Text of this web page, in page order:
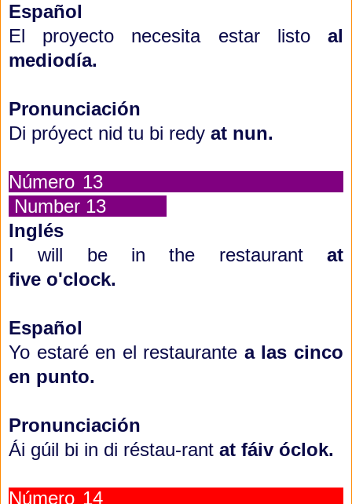
Español
El proyecto necesita estar listo al
mediodía.
Pronunciación
Di próyect nid tu bi redy at nun.
Número 13
Number 13
Inglés
I will be in the restaurant at
five o'clock.
Español
Yo estaré en el restaurante a las cinco
en punto.
Pronunciación
Ái gúil bi in di réstau-rant at fáiv óclok.
Número 14